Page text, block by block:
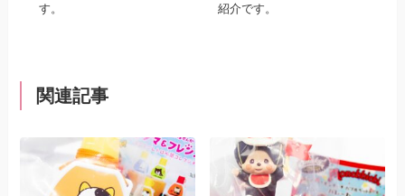
す。
紹介です。
関連記事